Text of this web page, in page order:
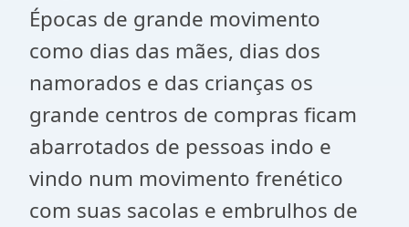
Épocas de grande movimento
como dias das mães, dias dos
namorados e das crianças os
grande centros de compras ficam
abarrotados de pessoas indo e
vindo num movimento frenético
com suas sacolas e embrulhos de